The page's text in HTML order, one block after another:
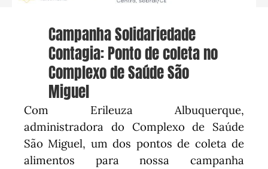
Campanha Solidariedade
Contagia: Ponto de coleta no
Complexo de Saúde São
Miguel
Com Erileuza Albuquerque,
administradora do Complexo de Saúde
São Miguel, um dos pontos de coleta de
alimentos para nossa campanha